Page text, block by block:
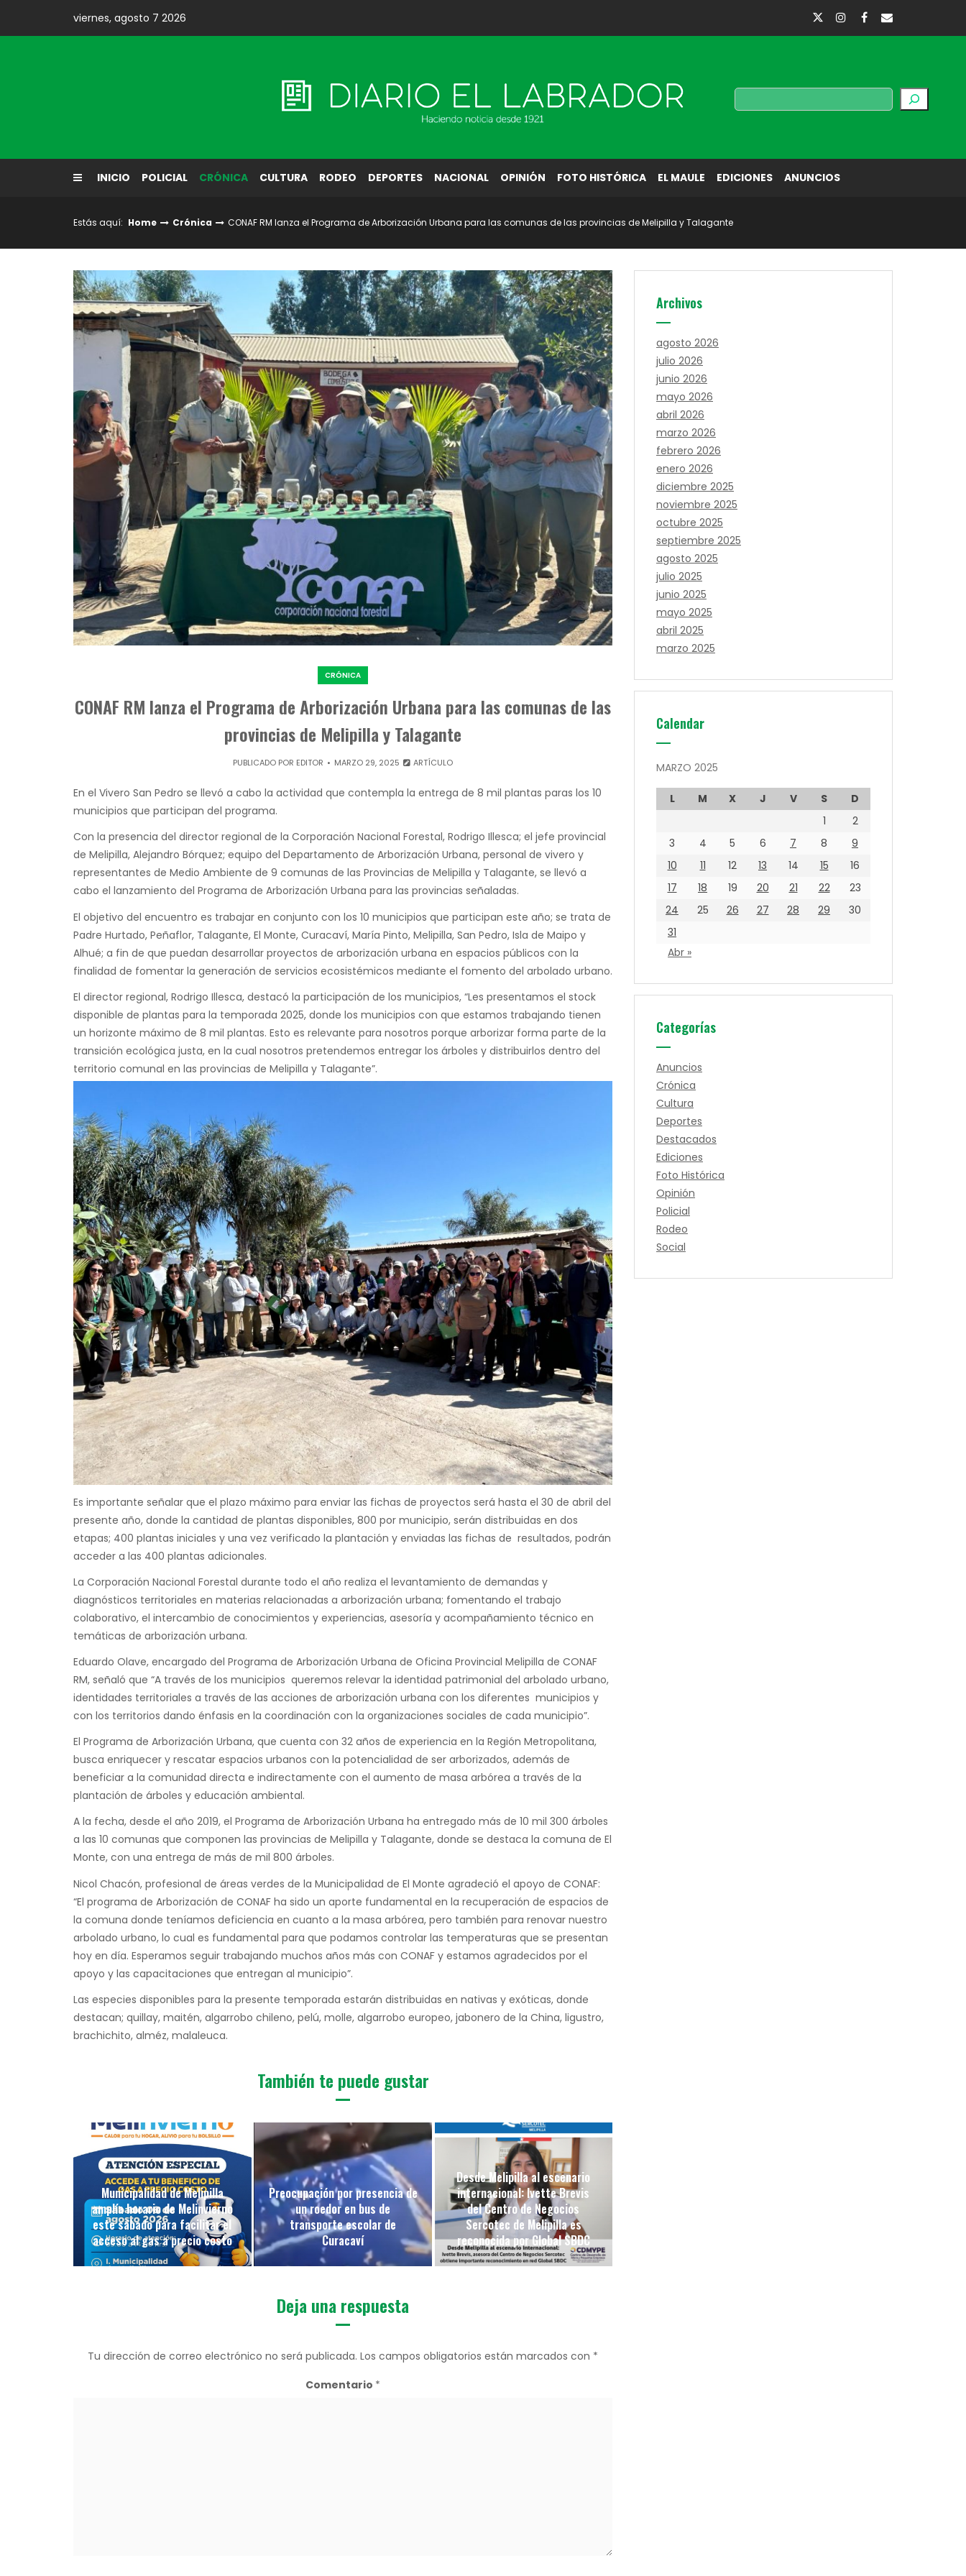
content
viernes, agosto 7 2026
Diario El Labrador Buscar
INICIO POLICIAL CRÓNICA CULTURA RODEO DEPORTES NACIONAL OPINIÓN FOTO HISTÓRICA EL MAULE EDICIONES ANUNCIOS
Estás aquí: Home Crónica CONAF RM lanza el Programa de Arborización Urbana para las comunas de las provincias de Melipilla y Talagante
CRÓNICA
CONAF RM lanza el Programa de Arborización Urbana para las comunas de las
provincias de Melipilla y Talagante
PUBLICADO POR EDITOR MARZO 29, 2025 ARTÍCULO
En el Vivero San Pedro se llevó a cabo la actividad que contempla la entrega de 8 mil plantas paras los 10
municipios que participan del programa.
Con la presencia del director regional de la Corporación Nacional Forestal, Rodrigo Illesca; el jefe provincial
de Melipilla, Alejandro Bórquez; equipo del Departamento de Arborización Urbana, personal de vivero y
representantes de Medio Ambiente de 9 comunas de las Provincias de Melipilla y Talagante, se llevó a
cabo el lanzamiento del Programa de Arborización Urbana para las provincias señaladas.
El objetivo del encuentro es trabajar en conjunto con los 10 municipios que participan este año; se trata de
Padre Hurtado, Peñaflor, Talagante, El Monte, Curacaví, María Pinto, Melipilla, San Pedro, Isla de Maipo y
Alhué; a fin de que puedan desarrollar proyectos de arborización urbana en espacios públicos con la
finalidad de fomentar la generación de servicios ecosistémicos mediante el fomento del arbolado urbano.
El director regional, Rodrigo Illesca, destacó la participación de los municipios, “Les presentamos el stock
disponible de plantas para la temporada 2025, donde los municipios con que estamos trabajando tienen
un horizonte máximo de 8 mil plantas. Esto es relevante para nosotros porque arborizar forma parte de la
transición ecológica justa, en la cual nosotros pretendemos entregar los árboles y distribuirlos dentro del
territorio comunal en las provincias de Melipilla y Talagante”.
Es importante señalar que el plazo máximo para enviar las fichas de proyectos será hasta el 30 de abril del
presente año, donde la cantidad de plantas disponibles, 800 por municipio, serán distribuidas en dos
etapas; 400 plantas iniciales y una vez verificado la plantación y enviadas las fichas de resultados, podrán
acceder a las 400 plantas adicionales.
La Corporación Nacional Forestal durante todo el año realiza el levantamiento de demandas y
diagnósticos territoriales en materias relacionadas a arborización urbana; fomentando el trabajo
colaborativo, el intercambio de conocimientos y experiencias, asesoría y acompañamiento técnico en
temáticas de arborización urbana.
Eduardo Olave, encargado del Programa de Arborización Urbana de Oficina Provincial Melipilla de CONAF
RM, señaló que “A través de los municipios queremos relevar la identidad patrimonial del arbolado urbano,
identidades territoriales a través de las acciones de arborización urbana con los diferentes municipios y
con los territorios dando énfasis en la coordinación con la organizaciones sociales de cada municipio”.
El Programa de Arborización Urbana, que cuenta con 32 años de experiencia en la Región Metropolitana,
busca enriquecer y rescatar espacios urbanos con la potencialidad de ser arborizados, además de
beneficiar a la comunidad directa e indirectamente con el aumento de masa arbórea a través de la
plantación de árboles y educación ambiental.
A la fecha, desde el año 2019, el Programa de Arborización Urbana ha entregado más de 10 mil 300 árboles
a las 10 comunas que componen las provincias de Melipilla y Talagante, donde se destaca la comuna de El
Monte, con una entrega de más de mil 800 árboles.
Nicol Chacón, profesional de áreas verdes de la Municipalidad de El Monte agradeció el apoyo de CONAF:
“El programa de Arborización de CONAF ha sido un aporte fundamental en la recuperación de espacios de
la comuna donde teníamos deficiencia en cuanto a la masa arbórea, pero también para renovar nuestro
arbolado urbano, lo cual es fundamental para que podamos controlar las temperaturas que se presentan
hoy en día. Esperamos seguir trabajando muchos años más con CONAF y estamos agradecidos por el
apoyo y las capacitaciones que entregan al municipio”.
Las especies disponibles para la presente temporada estarán distribuidas en nativas y exóticas, donde
destacan; quillay, maitén, algarrobo chileno, pelú, molle, algarrobo europeo, jabonero de la China, ligustro,
brachichito, alméz, malaleuca.
También te puede gustar
Municipalidad de Melipilla
amplía horario de Melinvierno
este sábado para facilitar el
acceso al gas a precio costo
Preocupación por presencia de
un roedor en bus de
transporte escolar de
Curacaví
Desde Melipilla al escenario
internacional: Ivette Brevis
del Centro de Negocios
Sercotec de Melipilla es
reconocida por Global SBDC
Deja una respuesta
Tu dirección de correo electrónico no será publicada. Los campos obligatorios están marcados con *
Comentario *
Archivos
agosto 2026
julio 2026
junio 2026
mayo 2026
abril 2026
marzo 2026
febrero 2026
enero 2026
diciembre 2025
noviembre 2025
octubre 2025
septiembre 2025
agosto 2025
julio 2025
junio 2025
mayo 2025
abril 2025
marzo 2025
Calendar
MARZO 2025
L M X J V S
D
1
2
3
4 5 6 7 8
9
10
11 12 13 14 15
16
17
18 19 20 21 22
23
24
25 26 27 28 29
30
31
Abr »
Categorías
Anuncios
Crónica
Cultura
Deportes
Destacados
Ediciones
Foto Histórica
Opinión
Policial
Rodeo
Social